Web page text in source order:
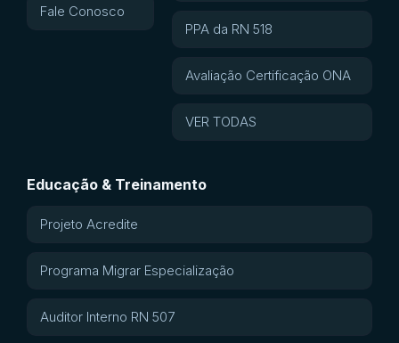
Fale Conosco
PPA da RN 518
Avaliação Certificação ONA
VER TODAS
Educação & Treinamento
Projeto Acredite
Programa Migrar Especialização
Auditor Interno RN 507